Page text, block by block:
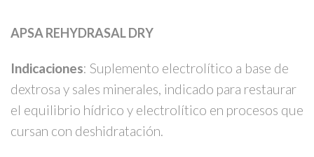
APSA REHYDRASAL DRY
Indicaciones: Suplemento electrolítico a base de
dextrosa y sales minerales, indicado para restaurar
el equilibrio hídrico y electrolítico en procesos que
cursan con deshidratación.